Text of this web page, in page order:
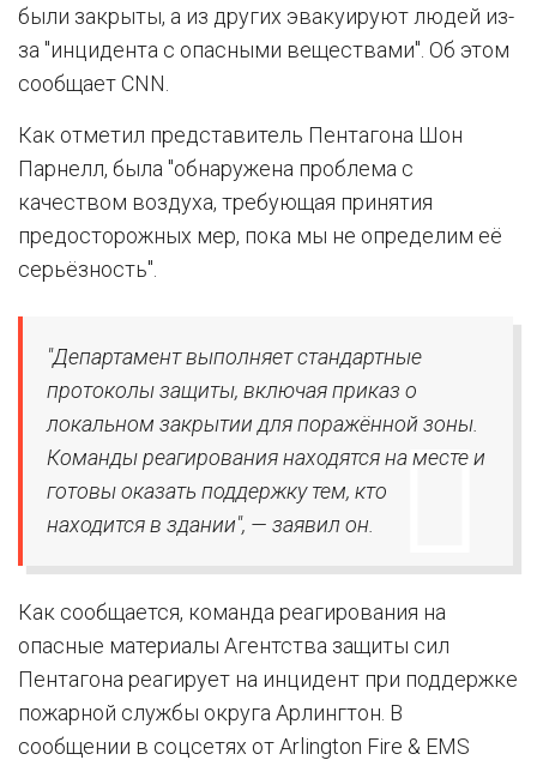
были закрыты, а из других эвакуируют людей из-
за "инцидента с опасными веществами". Об этом
сообщает CNN.
Как отметил представитель Пентагона Шон
Парнелл, была "обнаружена проблема с
качеством воздуха, требующая принятия
предосторожных мер, пока мы не определим её
серьёзность".
"Департамент выполняет стандартные
протоколы защиты, включая приказ о
локальном закрытии для поражённой зоны.
Команды реагирования находятся на месте и
готовы оказать поддержку тем, кто
находится в здании", — заявил он.
Как сообщается, команда реагирования на
опасные материалы Агентства защиты сил
Пентагона реагирует на инцидент при поддержке
пожарной службы округа Арлингтон. В
сообщении в соцсетях от Arlington Fire & EMS